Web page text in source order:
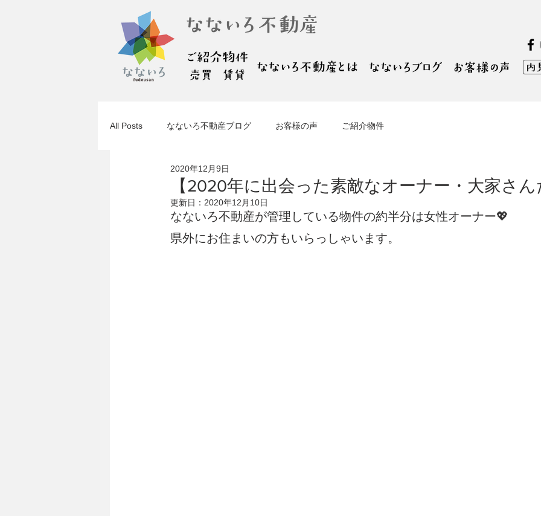
All Posts なないろ不動産ブログ お客様の声 ご紹介物件
【2020年に出会った素敵なオーナー・大家さん
2020年12月9日
更新日： 2020年12月10日
なないろ不動産が管理している物件の約半分は女性オーナー💖
県外にお住まいの方もいらっしゃいます。